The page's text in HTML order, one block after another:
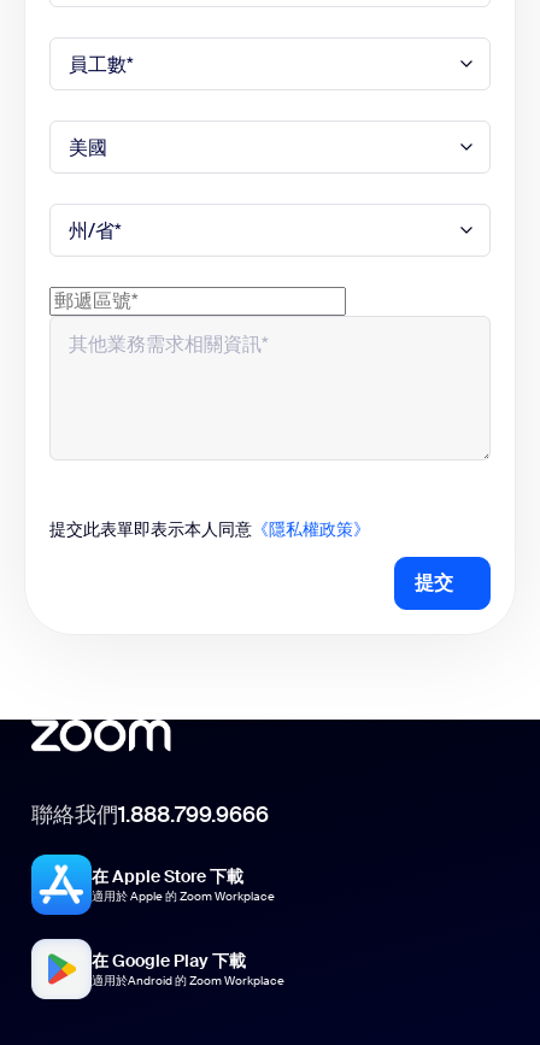
提交此表單即表示本人同意 《隱私權政策》
提交
聯絡我們1.888.799.9666
在 Apple Store 下載
適用於 Apple 的 Zoom Workplace
在 Google Play 下載
適用於Android 的 Zoom Workplace